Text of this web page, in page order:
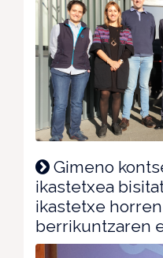
Gimeno
ikastetxea
ikastetxe
berrikuntzaren